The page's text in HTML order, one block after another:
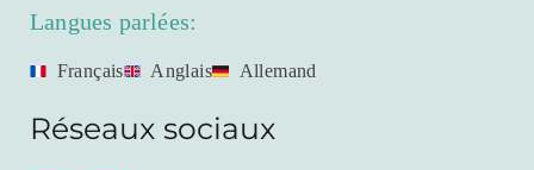
Langues parlées:
Français Anglais Allemand
Réseaux sociaux